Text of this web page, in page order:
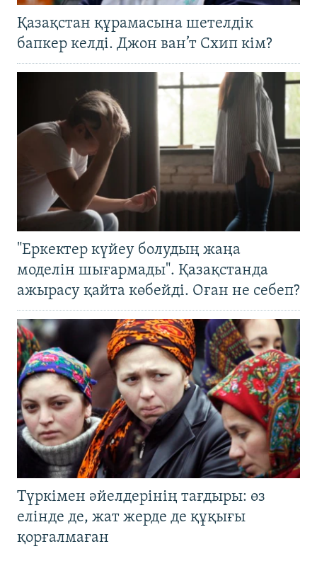
Қазақстан құрамасына шетелдік
бапкер келді. Джон ван’т Схип кім?
"Еркектер күйеу болудың жаңа
моделін шығармады". Қазақстанда
ажырасу қайта көбейді. Оған не себеп?
Түркімен әйелдерінің тағдыры: өз
елінде де, жат жерде де құқығы
қорғалмаған